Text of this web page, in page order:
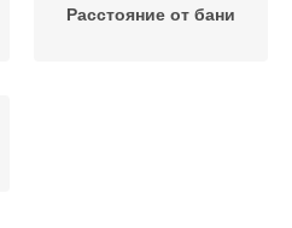
Расстояние от бани